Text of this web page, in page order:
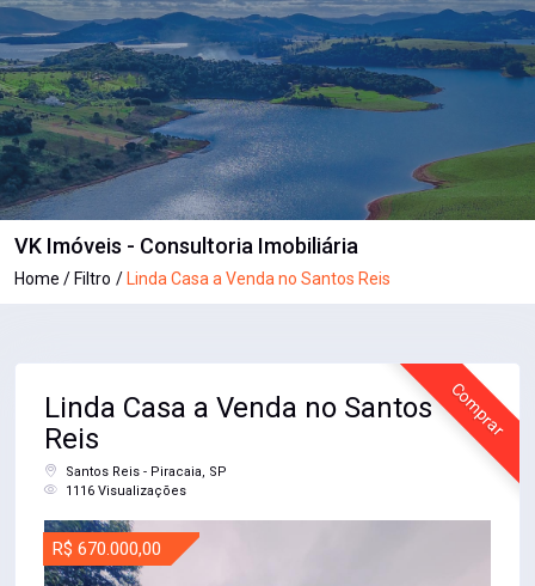
VK Imóveis - Consultoria Imobiliária
Home Filtro Linda Casa a Venda no Santos Reis
Comprar
Linda Casa a Venda no Santos
Reis
Santos Reis - Piracaia, SP
1116 Visualizações
R$ 670.000,00